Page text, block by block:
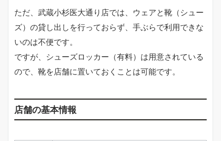
ただ、武蔵小杉医大通り店では、ウェアと靴（シュー
ズ）の貸し出しを行っておらず、手ぶらで利用できな
いのは不便です。
ですが、シューズロッカー（有料）は用意されている
ので、靴を店舗に置いておくことは可能です。
店舗の基本情報